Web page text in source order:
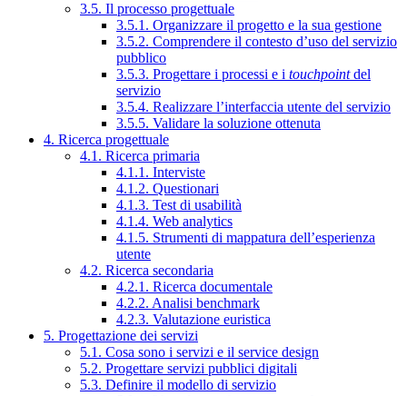
3.5. Il processo progettuale
3.5.1. Organizzare il progetto e la sua gestione
3.5.2. Comprendere il contesto d’uso del servizio
pubblico
3.5.3. Progettare i processi e i touchpointdel
servizio
3.5.4. Realizzare l’interfaccia utente del servizio
3.5.5. Validare la soluzione ottenuta
4. Ricerca progettuale
4.1. Ricerca primaria
4.1.1. Interviste
4.1.2. Questionari
4.1.3. Test di usabilità
4.1.4. Web analytics
4.1.5. Strumenti di mappatura dell’esperienza
utente
4.2. Ricerca secondaria
4.2.1. Ricerca documentale
4.2.2. Analisi benchmark
4.2.3. Valutazione euristica
5. Progettazione dei servizi
5.1. Cosa sono i servizi e il service design
5.2. Progettare servizi pubblici digitali
5.3. Definire il modello di servizio